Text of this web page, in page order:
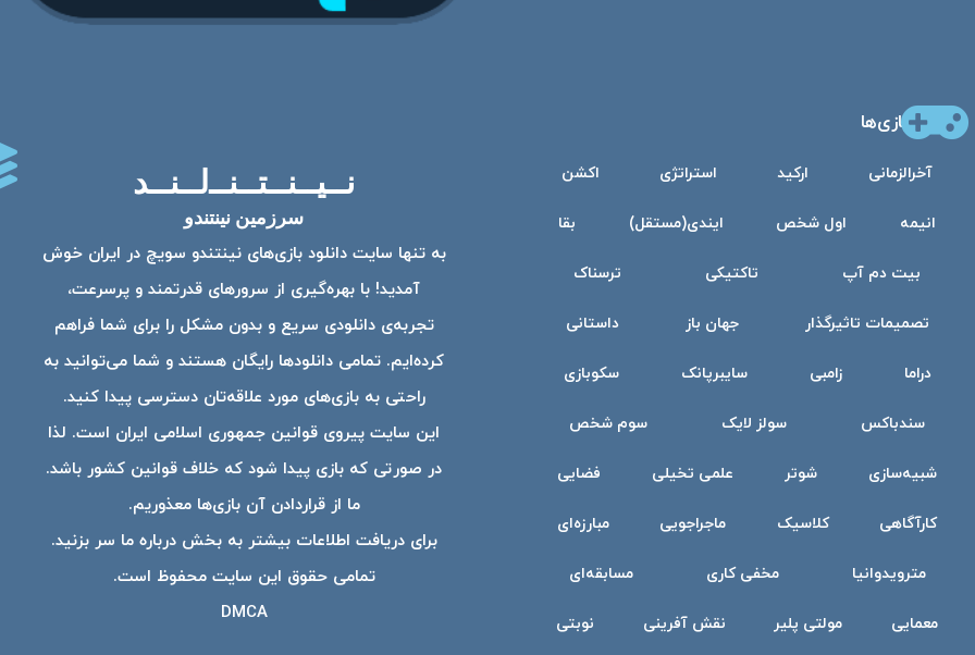
بازی‌ها
آخرالزمانی ارکید استراتژی اکشن
انیمه اول شخص ایندی(مستقل) بقا
بیت دم آپ تاکتیکی ترسناک
تصمیمات تاثیرگذار جهان باز داستانی
دراما زامبی سایبرپانک سکوبازی
سندباکس سولز لایک سوم شخص
شبیه‌سازی شوتر علمی تخیلی فضایی
کارآگاهی کلاسیک ماجراجویی مبارزه‌ای
مترویدوانیا مخفی کاری مسابقه‌ای
معمایی مولتی پلیر نقش آفرینی نوبتی
نــیــنــتــنــ‌لــنــد
سرزمین نینتندو
به تنها سایت دانلود بازی‌های نینتندو سویچ در ایران خوش
آمدید! با بهره‌گیری از سرورهای قدرتمند و پرسرعت،
تجربه‌ی دانلودی سریع و بدون مشکل را برای شما فراهم
کرده‌ایم. تمامی دانلودها رایگان هستند و شما می‌توانید به
راحتی به بازی‌های مورد علاقه‌تان دسترسی پیدا کنید.
این سایت پیروی قوانین جمهوری اسلامی ایران است. لذا
در صورتی که بازی پیدا شود که خلاف قوانین کشور باشد.
ما از قراردادن آن بازی‌ها معذوریم.
برای دریافت اطلاعات بیشتر به بخش درباره ما سر بزنید.
تمامی حقوق این سایت محفوظ است.
DMCA